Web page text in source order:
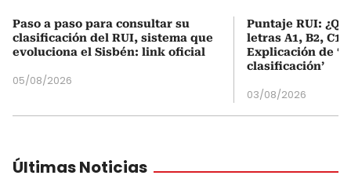
Paso a paso para consultar su
clasificación del RUI, sistema que
evoluciona el Sisbén: link oficial
05/08/2026
Puntaje RUI:
letras A1, B2, C1
Explicación de
clasificación’
03/08/2026
Últimas Noticias